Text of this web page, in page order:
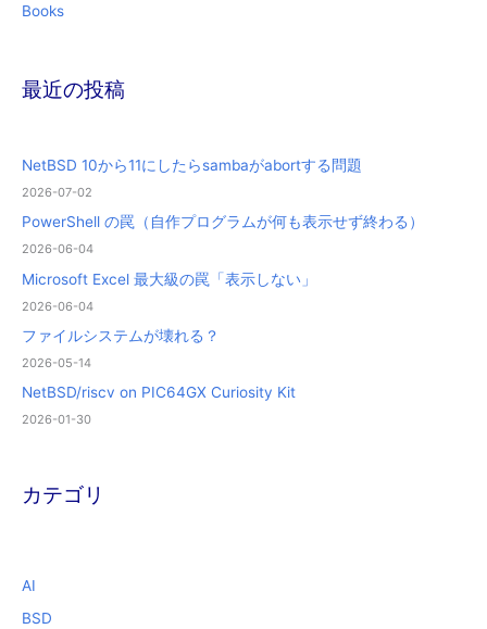
Books
最近の投稿
NetBSD 10から11にしたらsambaがabortする問題
2026-07-02
PowerShell の罠（自作プログラムが何も表示せず終わる）
2026-06-04
Microsoft Excel 最大級の罠「表示しない」
2026-06-04
ファイルシステムが壊れる？
2026-05-14
NetBSD/riscv on PIC64GX Curiosity Kit
2026-01-30
カテゴリ
AI
BSD